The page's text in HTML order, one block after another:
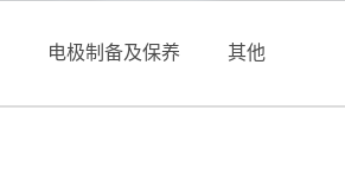
电极制备及保养 其他